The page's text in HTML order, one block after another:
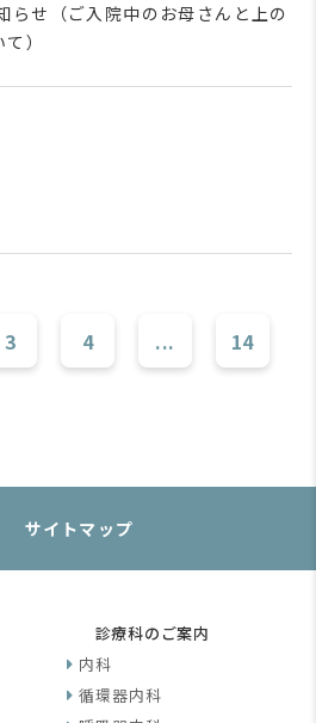
らせ（ご入院中のお母さんと上の
）
3 4 ... 14
サイトマップ
診療科のご案内
内科
循環器内科